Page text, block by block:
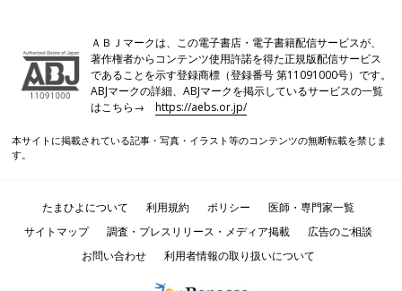
ＡＢＪマークは、この電子書店・電子書籍配信サービスが、
著作権者からコンテンツ使用許諾を得た正規版配信サービス
であることを示す登録商標（登録番号 第11091000号）です。
ABJマークの詳細、ABJマークを掲示しているサービスの一覧
はこちら→https://aebs.or.jp/
本サイトに掲載されている記事・写真・イラスト等のコンテンツの無断転載を禁じま
す。
たまひよについて 利用規約 ポリシー
医師・専門家一覧
サイトマップ
調査・プレスリリース・メディア掲載
広告のご相談
お問い合わせ
利用者情報の取り扱いについて